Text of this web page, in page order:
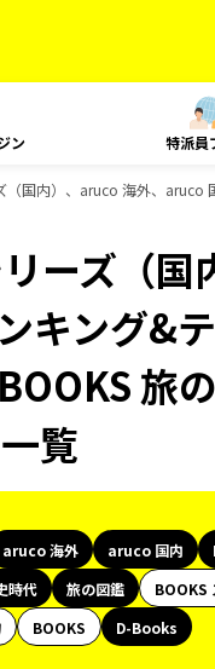
ン 特派員
国内）、aruco 海外、aruco
ーズ（
キング&
旅
覧
aruco 海外 aruco 国内
時代 旅の図鑑
BOOKS
BOOKS
D-Books